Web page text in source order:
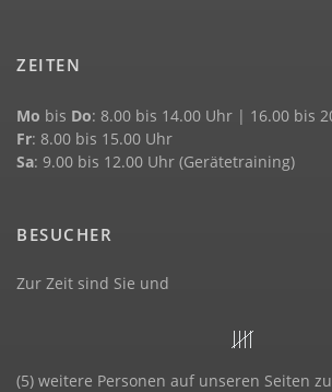
ZEITEN
Mo bis Do: 8.00 bis 14.00 Uhr | 16.00 bis
Fr: 8.00 bis 15.00 Uhr
Sa: 9.00 bis 12.00 Uhr (Gerätetraining)
BESUCHER
Zur Zeit sind Sie und
(5) weitere Personen auf unseren Seiten